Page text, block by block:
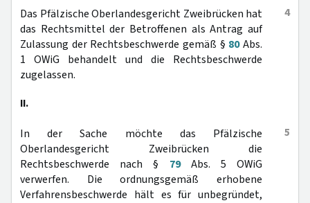
4
Das Pfälzische Oberlandesgericht Zweibrücken hat
das Rechtsmittel der Betroffenen als Antrag auf
Zulassung der Rechtsbeschwerde gemäß § 80Abs.
1 OWiG behandelt und die Rechtsbeschwerde
zugelassen.
II.
5
In der Sache möchte das Pfälzische
Oberlandesgericht Zweibrücken die
Rechtsbeschwerde nach § 79Abs. 5 OWiG
verwerfen. Die ordnungsgemäß erhobene
Verfahrensbeschwerde hält es für unbegründet,